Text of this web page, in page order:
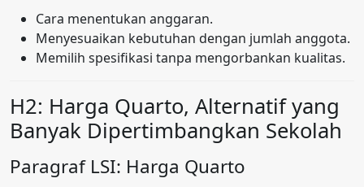
Cara menentukan anggaran.
Menyesuaikan kebutuhan dengan jumlah anggota.
Memilih spesifikasi tanpa mengorbankan kualitas.
H2: Harga Quarto, Alternatif yang
Banyak Dipertimbangkan Sekolah
Paragraf LSI: Harga Quarto